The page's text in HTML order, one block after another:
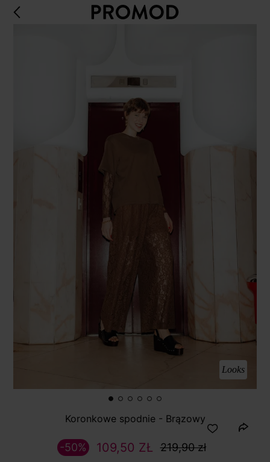
Looks
Koronkowe spodnie - Brązowy
109,50 ZŁ 219,90 zł
-50%